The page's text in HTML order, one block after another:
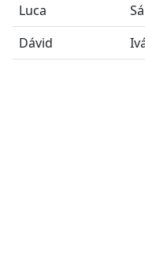
Luca
Dávid